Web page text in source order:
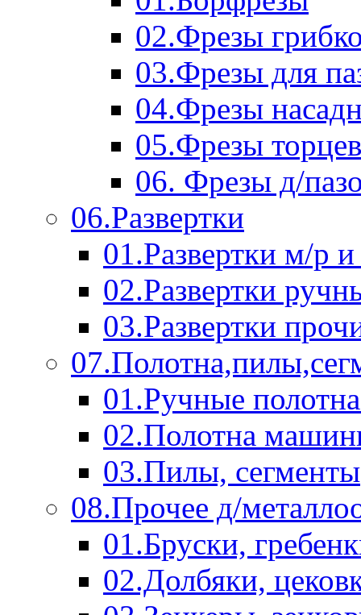
02.Фрезы
03.Фрезы для
04.Фрезы
05.Фрезы
06. Фрезы д/
06.Развертки
01.Развертки м/р
02.Развертки
03.Развертки
01.Ручные
02.Полотна
03.Пилы, сегменты
08.Прочее д/
01.Бруски,
02.Долбяки,